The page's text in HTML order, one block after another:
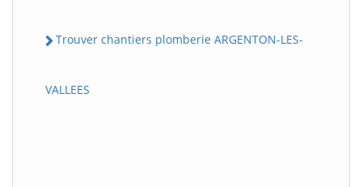
Trouver chantiers plomberie ARGENTON-LES-
VALLEES